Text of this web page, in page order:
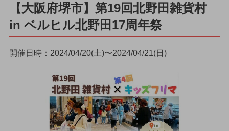
【大阪府堺市】第19回北野田雑貨村
in ベルヒル北野田17周年祭
開催日時：2024/04/20(土)〜2024/04/21(日)